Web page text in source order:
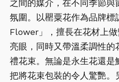
之間的媒介，在不同季節與
氛圍。以罌粟花作為品牌
Flower」，擅長在花材上
亮眼，同時又帶溫柔調性的
禮花束。無論是永生花還是
把將花束包裝的令人驚艷。